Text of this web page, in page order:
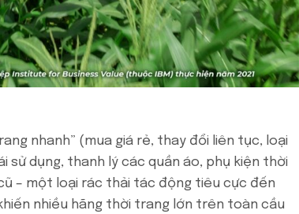
nhanh” (mua giá rẻ, thay đổi liên tục, loại
sử dụng, thanh lý các quần áo, phụ kiện thời
– một loại rác thải tác động tiêu cực đến
nhiều hãng thời trang lớn trên toàn cầu